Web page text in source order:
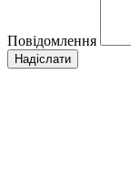
Повідомлення
Надіслати